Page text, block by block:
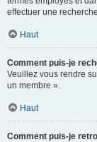
effectuer une
Haut
Comment puis-je
Veuillez vous rendre
un membre ».
Haut
Comment puis-je